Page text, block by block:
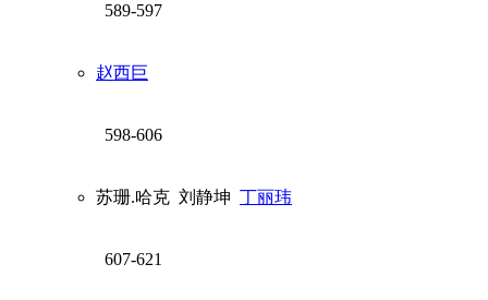
589-597
赵西巨
598-606
苏珊.哈克 刘静坤 丁丽玮
607-621